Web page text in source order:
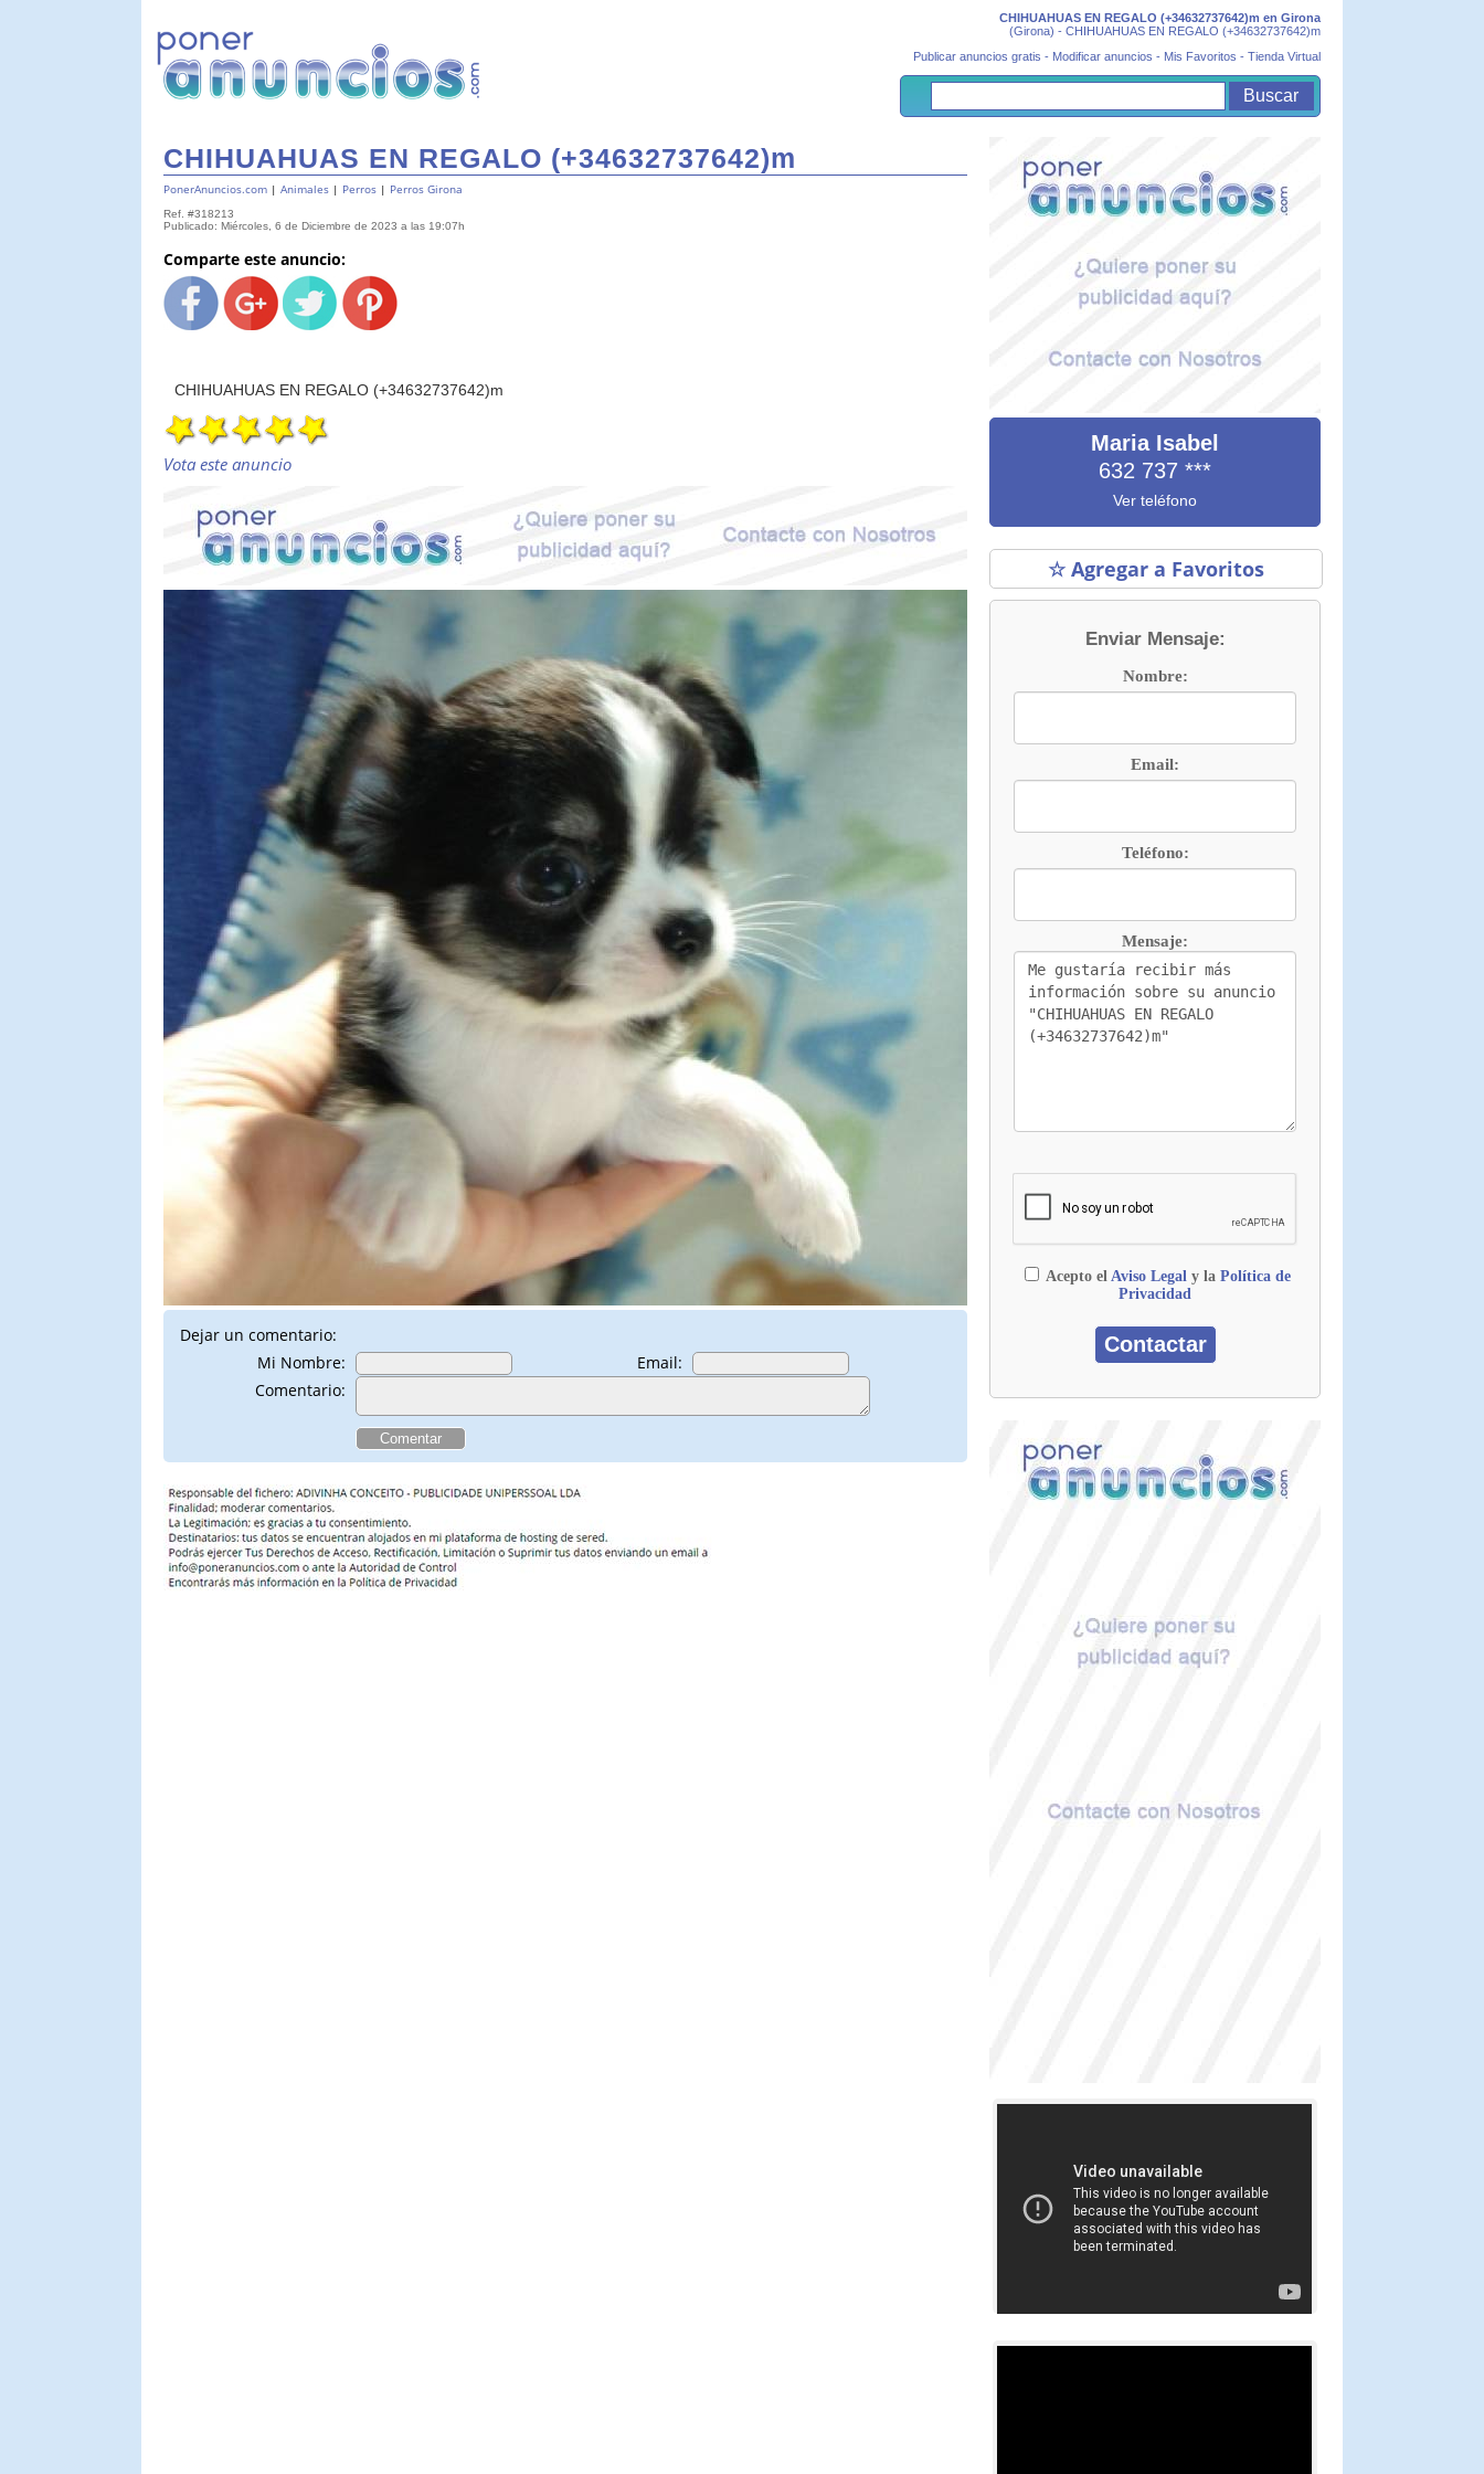
CHIHUAHUAS EN REGALO (+34632737642)m en Girona
(Girona) - CHIHUAHUAS EN REGALO (+34632737642)m
Publicar anuncios gratis - Modificar anuncios - Mis Favoritos - Tienda Virtual
CHIHUAHUAS EN REGALO (+34632737642)m
PonerAnuncios.com | Animales | Perros | Perros Girona
Ref. #318213
Publicado: Miércoles, 6 de Diciembre de 2023 a las 19:07h
Comparte este anuncio:
CHIHUAHUAS EN REGALO (+34632737642)m
Vota este anuncio
Dejar un comentario:
Mi Nombre:
Email:
Comentario:
Maria Isabel
632 737 ***
Ver teléfono
☆ Agregar a Favoritos
Enviar Mensaje:
Nombre:
Email:
Teléfono:
Mensaje:
Acepto el Aviso Legaly la Política de
Privacidad